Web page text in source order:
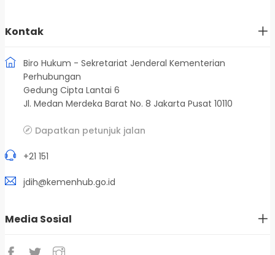
Kontak
Biro Hukum - Sekretariat Jenderal Kementerian
Perhubungan
Gedung Cipta Lantai 6
Jl. Medan Merdeka Barat No. 8 Jakarta Pusat 10110
Dapatkan petunjuk jalan
+21 151
jdih@kemenhub.go.id
Media Sosial